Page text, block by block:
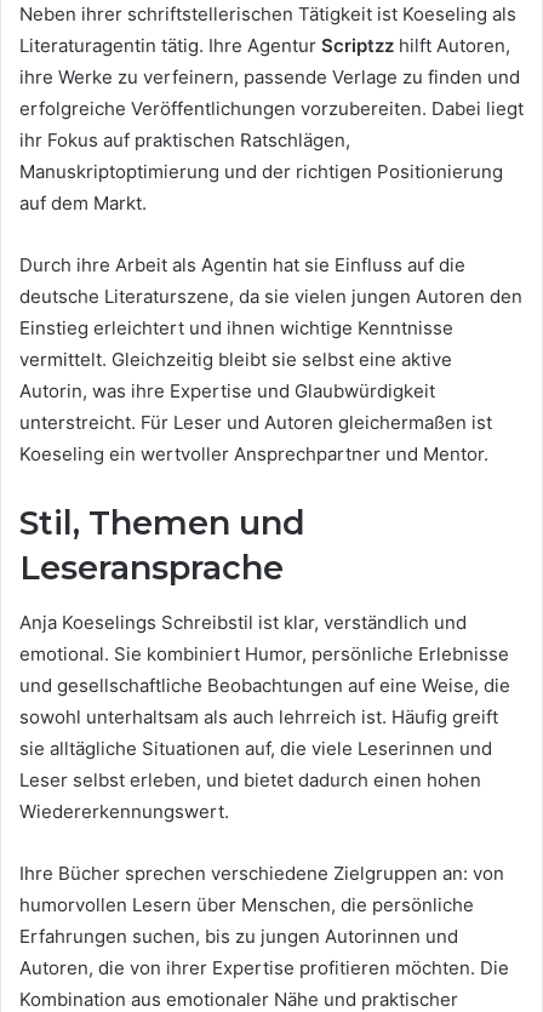
Neben ihrer schriftstellerischen Tätigkeit ist Koeseling als
Literaturagentin tätig. Ihre Agentur Scriptzz hilft Autoren,
ihre Werke zu verfeinern, passende Verlage zu finden und
erfolgreiche Veröffentlichungen vorzubereiten. Dabei liegt
ihr Fokus auf praktischen Ratschlägen,
Manuskriptoptimierung und der richtigen Positionierung
auf dem Markt.
Durch ihre Arbeit als Agentin hat sie Einfluss auf die
deutsche Literaturszene, da sie vielen jungen Autoren den
Einstieg erleichtert und ihnen wichtige Kenntnisse
vermittelt. Gleichzeitig bleibt sie selbst eine aktive
Autorin, was ihre Expertise und Glaubwürdigkeit
unterstreicht. Für Leser und Autoren gleichermaßen ist
Koeseling ein wertvoller Ansprechpartner und Mentor.
Stil, Themen und
Leseransprache
Anja Koeselings Schreibstil ist klar, verständlich und
emotional. Sie kombiniert Humor, persönliche Erlebnisse
und gesellschaftliche Beobachtungen auf eine Weise, die
sowohl unterhaltsam als auch lehrreich ist. Häufig greift
sie alltägliche Situationen auf, die viele Leserinnen und
Leser selbst erleben, und bietet dadurch einen hohen
Wiedererkennungswert.
Ihre Bücher sprechen verschiedene Zielgruppen an: von
humorvollen Lesern über Menschen, die persönliche
Erfahrungen suchen, bis zu jungen Autorinnen und
Autoren, die von ihrer Expertise profitieren möchten. Die
Kombination aus emotionaler Nähe und praktischer